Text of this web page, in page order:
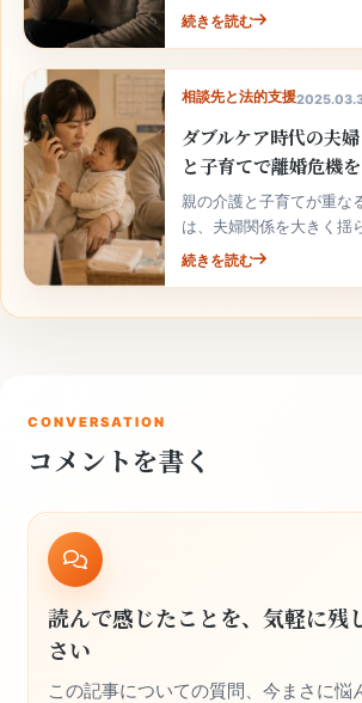
す。男性向け相談窓口や
続きを読む
相談先と法的支援
ダブルケア時代の夫
と子育てで離婚危機
親の介護と子育てが重な
は、夫婦関係を大きく揺
割分担と外部支援を早め
続きを読む
CONVERSATION
コメントを書く
読んで感じたことを、気軽に残
さい
この記事についての質問、今まさに悩